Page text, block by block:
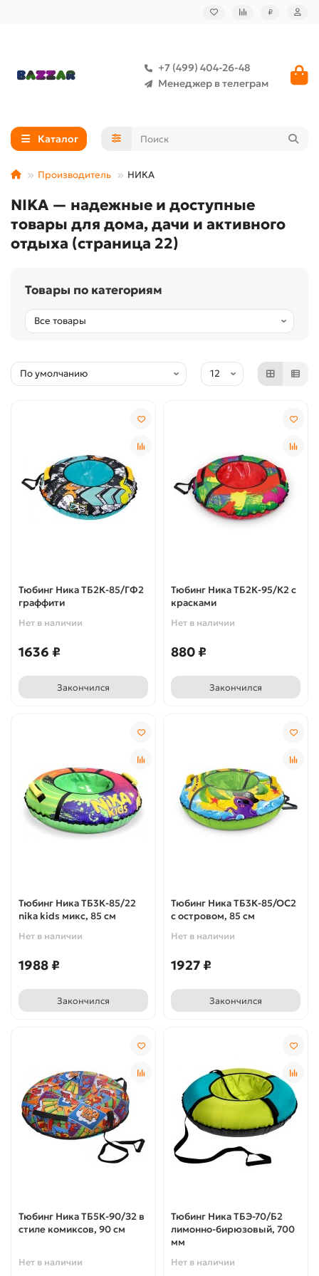
₽
+7 (499) 404-26-48
Менеджер в телеграм
Каталог
Производитель НИКА
NIKA — надежные и доступные
товары для дома, дачи и активного
отдыха (страница 22)
Товары по категориям
Тюбинг Ника ТБ2К-85/ГФ2
граффити
Нет в наличии
1636 ₽
Закончился
Тюбинг Ника ТБ2К-95/К2 с
красками
Нет в наличии
880 ₽
Закончился
Тюбинг Ника ТБ3К-85/22
nika kids микс, 85 см
Нет в наличии
1988 ₽
Закончился
Тюбинг Ника ТБ3К-85/ОС2
с островом, 85 см
Нет в наличии
1927 ₽
Закончился
Тюбинг Ника ТБ5К-90/З2 в
стиле комиксов, 90 см
Нет в наличии
Тюбинг Ника ТБЭ-70/Б2
лимонно-бирюзовый, 700
мм
Нет в наличии